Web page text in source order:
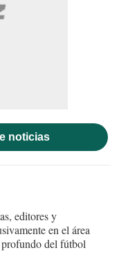
noticias
editores y
en el área
del fútbol